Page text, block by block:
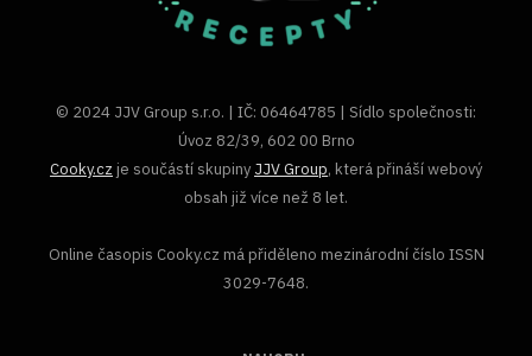
© 2024 JJV Group s.r.o. | IČ: 06464785 | Sídlo společnosti:
Úvoz 82/39, 602 00 Brno
Cooky.cz je součástí skupiny JJV Group, která přináší webový
obsah již více než 8 let.
Online časopis Cooky.cz má přiděleno mezinárodní číslo ISSN
3029-7648.